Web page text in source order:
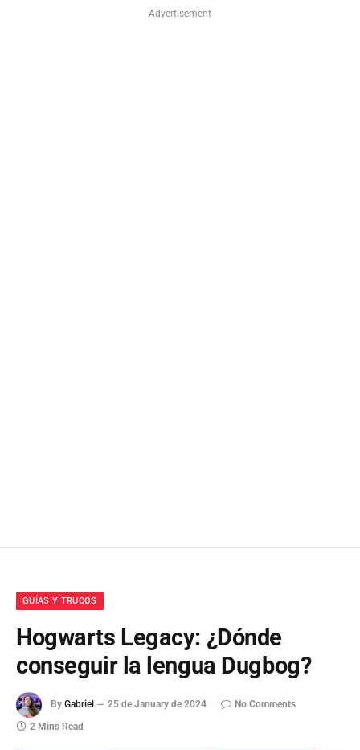
Advertisement
GUÍAS Y TRUCOS
Hogwarts Legacy: ¿Dónde
conseguir la lengua Dugbog?
By Gabriel 25 de January de 2024
No Comments
2 Mins Read